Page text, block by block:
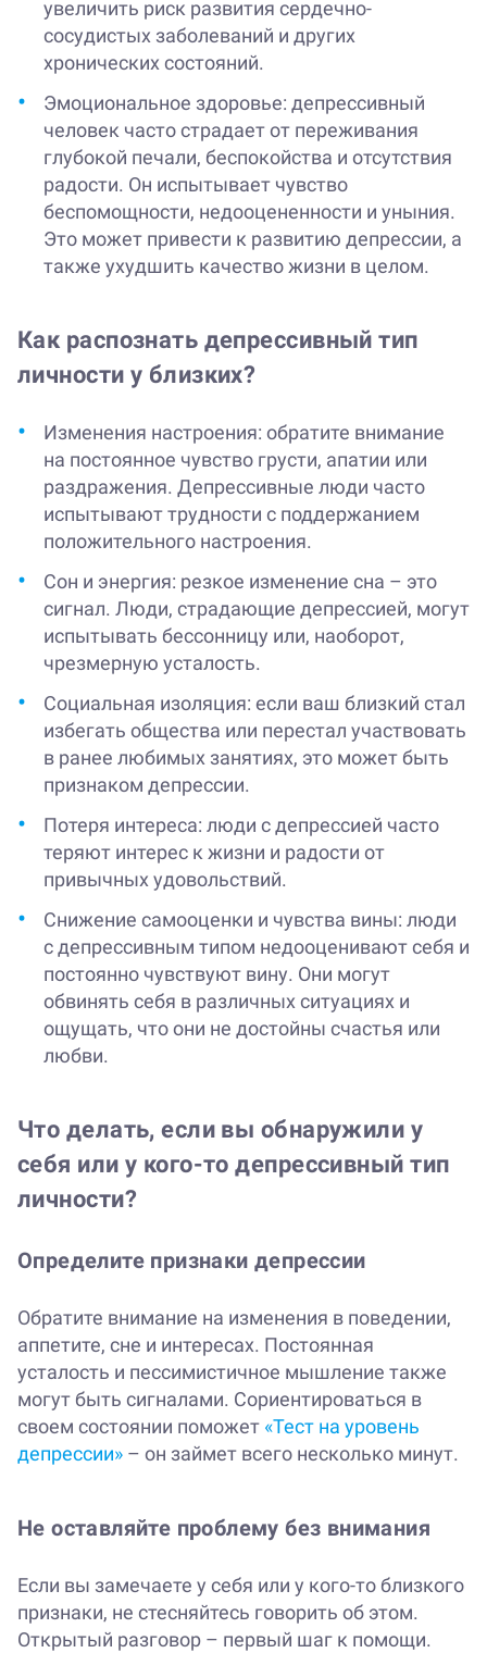
увеличить риск развития сердечно-
сосудистых заболеваний и других
хронических состояний.
Эмоциональное здоровье: депрессивный
человек часто страдает от переживания
глубокой печали, беспокойства и отсутствия
радости. Он испытывает чувство
беспомощности, недооцененности и уныния.
Это может привести к развитию депрессии, а
также ухудшить качество жизни в целом.
Как распознать депрессивный тип
личности у близких?
Изменения настроения: обратите внимание
на постоянное чувство грусти, апатии или
раздражения. Депрессивные люди часто
испытывают трудности с поддержанием
положительного настроения.
Сон и энергия: резкое изменение сна – это
сигнал. Люди, страдающие депрессией, могут
испытывать бессонницу или, наоборот,
чрезмерную усталость.
Социальная изоляция: если ваш близкий стал
избегать общества или перестал участвовать
в ранее любимых занятиях, это может быть
признаком депрессии.
Потеря интереса: люди с депрессией часто
теряют интерес к жизни и радости от
привычных удовольствий.
Снижение самооценки и чувства вины: люди
с депрессивным типом недооценивают себя и
постоянно чувствуют вину. Они могут
обвинять себя в различных ситуациях и
ощущать, что они не достойны счастья или
любви.
Что делать, если вы обнаружили у
себя или у кого-то депрессивный тип
личности?
Определите признаки депрессии
Обратите внимание на изменения в поведении,
аппетите, сне и интересах. Постоянная
усталость и пессимистичное мышление также
могут быть сигналами. Сориентироваться в
своем состоянии поможет «Тест на уровень
депрессии» – он займет всего несколько минут.
Не оставляйте проблему без внимания
Если вы замечаете у себя или у кого-то близкого
признаки, не стесняйтесь говорить об этом.
Открытый разговор – первый шаг к помощи.